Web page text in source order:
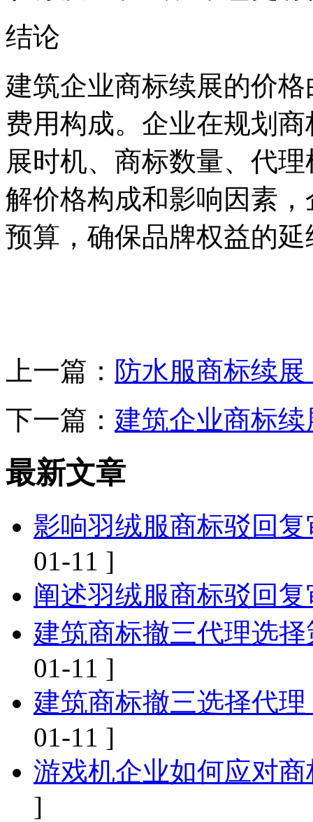
‌结论‌
建筑企业商标续展的价
费用构成。企业在规划
展时机、商标数量、代
解价格构成和影响因素
预算，确保品牌权益的延
上一篇： 防水服商标续
下一篇： 建筑企业商标
最新文章
影响羽绒服商标驳回
01-11 ]
阐述羽绒服商标驳回
建筑商标撤三代理选
01-11 ]
建筑商标撤三选择代
01-11 ]
游戏机企业如何应对
]